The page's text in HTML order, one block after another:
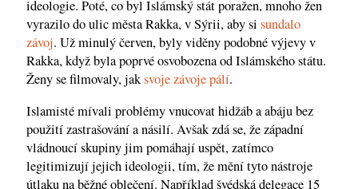
ideologie. Poté, co byl Islámský stát poražen, mnoho žen
vyrazilo do ulic města Rakka, v Sýrii, aby si sundalo
závoj. Už minulý červen, byly viděny podobné výjevy v
Rakka, když byla poprvé osvobozena od Islámského státu.
Ženy se filmovaly, jaksvoje závoje pálí.
Islamisté mívali problémy vnucovat hidžáb a abáju bez
použití zastrašování a násilí. Avšak zdá se, že západní
vládnoucí skupiny jim pomáhají uspět, zatímco
legitimizují jejich ideologii, tím, že mění tyto nástroje
útlaku na běžné oblečení. Například švédská delegace 15